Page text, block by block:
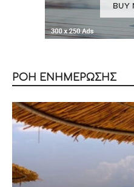
ΡΟΗ ΕΝΗΜΕΡΩΣΗΣ